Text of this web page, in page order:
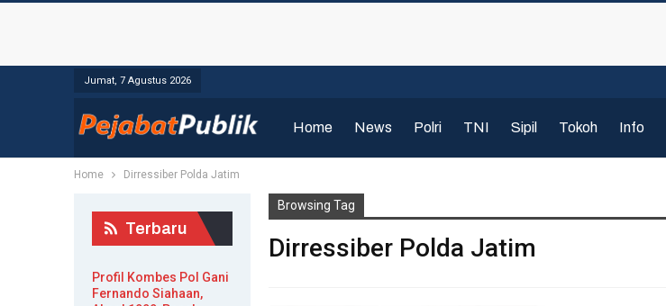
Jumat, 7 Agustus 2026
Home News Polri TNI Sipil Tokoh Info
Home Dirressiber Polda Jatim
Browsing Tag
Dirressiber Polda Jatim
Terbaru
Profil Kombes Pol Gani
Fernando Siahaan,